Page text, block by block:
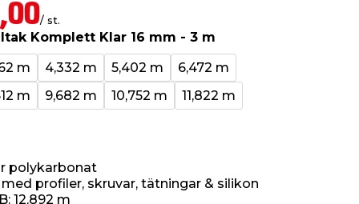
/ st.
Komplett Klar 16 mm - 3 m
m
4,332 m 5,402 m
6,472 m
m
9,682 m 10,752 m 11,822 m
polykarbonat
profiler, skruvar, tätningar & silikon
12,892 m